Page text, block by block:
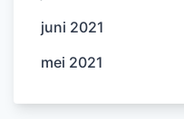
juni 2021
mei 2021